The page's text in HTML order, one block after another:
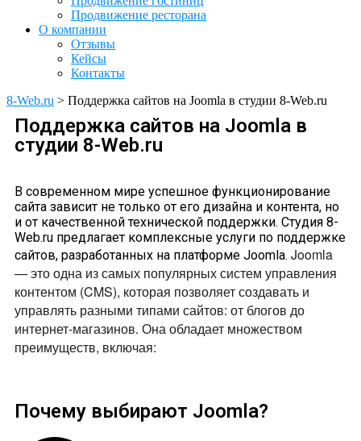
Продвижение ресторана
О компании
Отзывы
Кейсы
Контакты
8-Web.ru > Поддержка сайтов на Joomla в студии 8-Web.ru
Поддержка сайтов на Joomla в
студии 8-Web.ru
В современном мире успешное функционирование
сайта зависит не только от его дизайна и контента, но
и от качественной технической поддержки. Студия 8-
Web.ru предлагает комплексные услуги по поддержке
сайтов, разработанных на платформе Joomla. Joomla
— это одна из самых популярных систем управления
контентом (CMS), которая позволяет создавать и
управлять разными типами сайтов: от блогов до
интернет-магазинов. Она обладает множеством
преимуществ, включая:
Почему выбирают Joomla?